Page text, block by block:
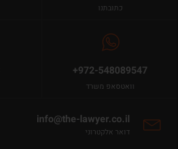
כתובתנו
+972-548089547
וואטסאפ משרד
info@the-lawyer.co.il
דואר אלקטרוני